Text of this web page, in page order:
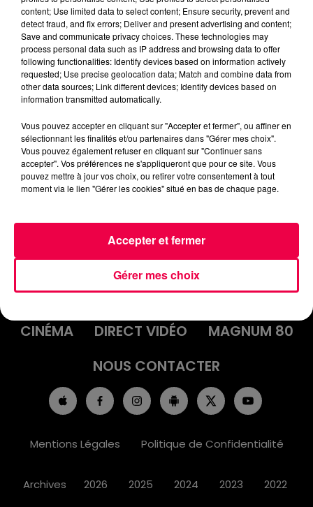
podcasts/2024/05/20240523-ANNIVERSAIRES-1.mp3
ACCUEIL INFOS
EMISSIONS
AGENDA
JEUX
PODCASTS
CINÉMA
DIRECT VIDÉO
MAGNUM 80
NOUS CONTACTER
Mentions Légales Politique de Confidentialité
Archives 2026 2025 2024 2023 2022
content; Use limited data to select content; Ensure security, prevent and
detect fraud, and fix errors; Deliver and present advertising and content;
Save and communicate privacy choices. These technologies may
process personal data such as IP address and browsing data to offer
following functionalities: Identify devices based on information actively
requested; Use precise geolocation data; Match and combine data from
other data sources; Link different devices; Identify devices based on
information transmitted automatically.
Vous pouvez accepter en cliquant sur "Accepter et fermer", ou affiner en
sélectionnant les finalités et/ou partenaires dans "Gérer mes choix".
Vous pouvez également refuser en cliquant sur "Continuer sans
accepter". Vos préférences ne s'appliqueront que pour ce site. Vous
pouvez mettre à jour vos choix, ou retirer votre consentement à tout
moment via le lien "Gérer les cookies" situé en bas de chaque page.
Gérer mes choix
Accepter et fermer